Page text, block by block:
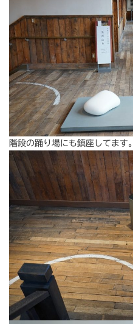
階段の踊り場にも鎮座してます。